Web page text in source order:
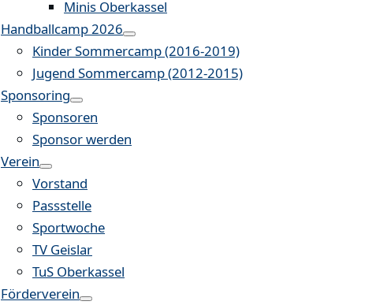
Minis Oberkassel
Handballcamp 2026
Kinder Sommercamp (2016-2019)
Jugend Sommercamp (2012-2015)
Sponsoring
Sponsoren
Sponsor werden
Verein
Vorstand
Passstelle
Sportwoche
TV Geislar
TuS Oberkassel
Förderverein